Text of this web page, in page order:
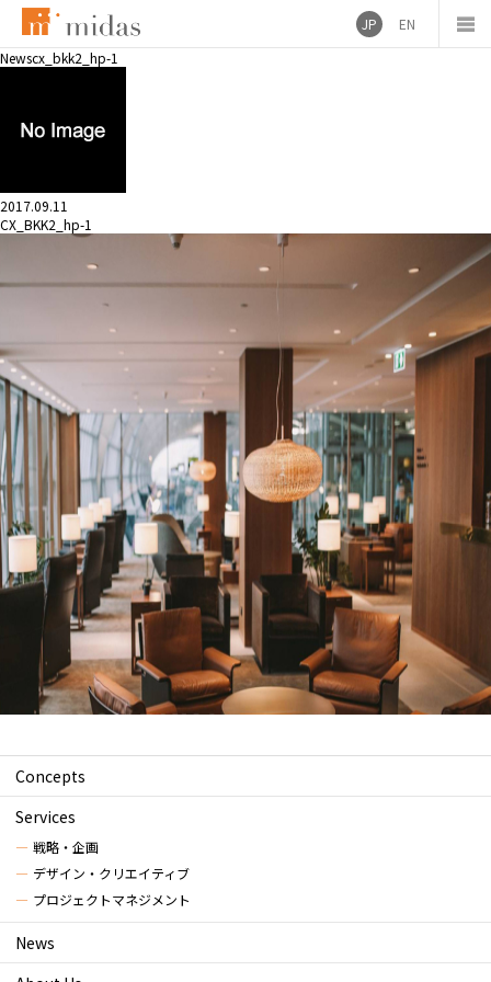
JP
EN
Newscx_bkk2_hp-1
2017.09.11
CX_BKK2_hp-1
Concepts
Services
戦略・企画
デザイン・クリエイティブ
プロジェクトマネジメント
News